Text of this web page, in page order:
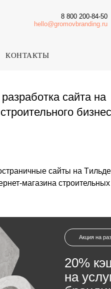
8 800 200-84-50
hello@gromovbranding.ru
КОНТАКТЫ
бизнеса
20% кэшбэк
на услуги
брендинга
и дизайна!